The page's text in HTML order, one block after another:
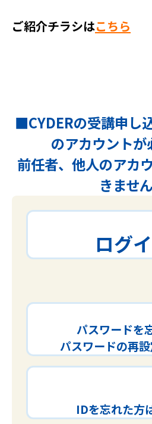
ご紹介チラシはこちら
■CYDERの受講申し
のアカウント
前任者、他人のアカ
きません
ログ
パスワードを
パスワードの再
IDを忘れた方